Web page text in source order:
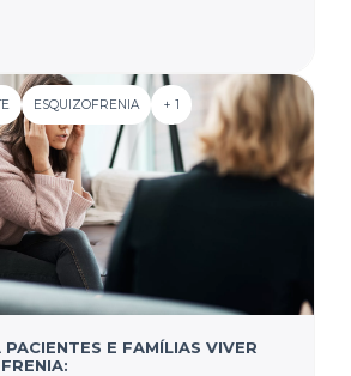
ESQUIZOFRENIA + 1
PACIENTES E FAMÍLIAS VIVER